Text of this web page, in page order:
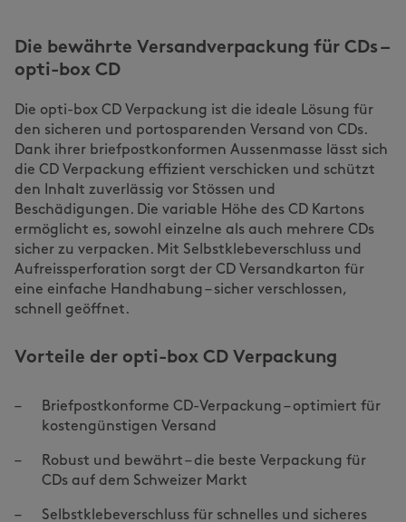
Die bewährte Versandverpackung für CDs –
opti-box CD
Die opti-box CD Verpackung ist die ideale Lösung für
den sicheren und portosparenden Versand von CDs.
Dank ihrer briefpostkonformen Aussenmasse lässt sich
die CD Verpackung effizient verschicken und schützt
den Inhalt zuverlässig vor Stössen und
Beschädigungen. Die variable Höhe des CD Kartons
ermöglicht es, sowohl einzelne als auch mehrere CDs
sicher zu verpacken. Mit Selbstklebeverschluss und
Aufreissperforation sorgt der CD Versandkarton für
eine einfache Handhabung – sicher verschlossen,
schnell geöffnet.
Vorteile der opti-box CD Verpackung
Briefpostkonforme CD-Verpackung – optimiert für
kostengünstigen Versand
Robust und bewährt – die beste Verpackung für
CDs auf dem Schweizer Markt
Selbstklebeverschluss für schnelles und sicheres